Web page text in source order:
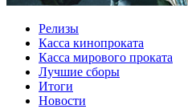
Релизы
Касса кинопроката
Касса мирового проката
Лучшие сборы
Итоги
Новости